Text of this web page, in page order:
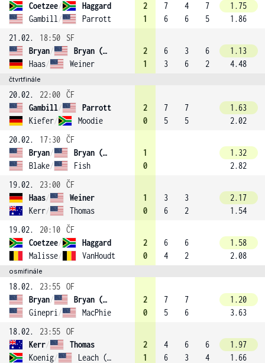
Coetzee/
Haggard
Gambill / Parrott
2
1
7
6
4
6
7
5
1.75
1.86
21.02.
18:50
SF
Bryan/
Bryan (1)
Haas/ Weiner
2
1
6
3
3
6
6
2
1.13
4.48
čtvrtfinále
20.02. 22:00 ČF
Gambill/
Parrott
Kiefer/ Moodie
2
0
7
5
7
5
1.63
2.02
20.02.
17:30 ČF
Bryan/
Bryan (1)
Blake/ Fish
1
0
1.32
2.82
19.02.
23:00 ČF
Haas/
Weiner
Kerr/ Thomas
1
0
3
6
3
2
2.17
1.54
19.02.
20:10 ČF
Coetzee/
Haggard
Malisse/ VanHoudt
2
0
6
4
6
2
1.58
2.08
osmifinále
18.02. 23:55 OF
Bryan/
Bryan (1)
Ginepri / MacPhie
2
0
7
5
7
6
1.20
3.63
18.02.
23:55 OF
Kerr/
Thomas
Koenig/ Leach (4)
2
1
4
6
6
3
6
4
1.97
1.66